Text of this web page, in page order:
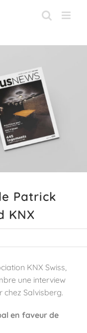
Patrick
KNX
KNX Swiss,
une interview
chez Salvisberg.
en faveur de